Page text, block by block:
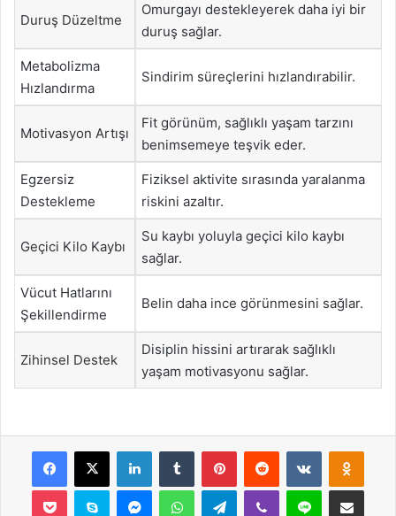
Duruş Düzeltme
Omurgayı destekleyerek daha iyi bir
duruş sağlar.
Metabolizma
Hızlandırma
Sindirim süreçlerini hızlandırabilir.
Motivasyon Artışı
Fit görünüm, sağlıklı yaşam tarzını
benimsemeye teşvik eder.
Egzersiz
Destekleme
Fiziksel aktivite sırasında yaralanma
riskini azaltır.
Geçici Kilo Kaybı
Su kaybı yoluyla geçici kilo kaybı
sağlar.
Vücut Hatlarını
Şekillendirme
Belin daha ince görünmesini sağlar.
Zihinsel Destek
Disiplin hissini artırarak sağlıklı
yaşam motivasyonu sağlar.
Facebook
X LinkedInTumblr PinterestReddit VKontakte
Pocket Skype MessengerWhatsAppTelegramViber Line E-Posta ile